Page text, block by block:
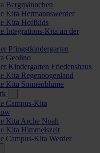
Bergmännchen
Kita Hermannswerder
Kita Hoffkids
Integrations-Kita an der
Pfingstkindergarten
Geolino
Kindergarten Friedenshaus
Kita Regenbogenland
Kita Sonnenblume
Campus-Kita
Kita Arche Noah
Kita Himmelszelt
Campus-Kita Werder